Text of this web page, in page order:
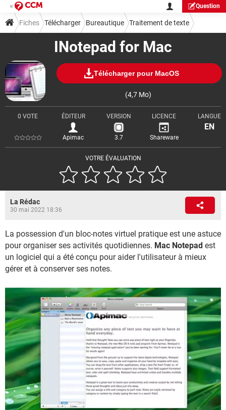
Question
INotepad for Mac
Télécharger pour MacOS
(4,7 Mo)
VOTRE ÉVALUATION
0 VOTE ÉDITEUR
Apimac
VERSION
3.7
LICENCE
Shareware
LANGUE
EN
Fiches Télécharger Bureautique Traitement de texte
La Rédac
30 mai 2022 18:36
La possession d'un bloc-notes virtuel pratique est une astuce
pour organiser ses activités quotidiennes. Mac Notepad est
un logiciel qui a été conçu pour aider l'utilisateur à mieux
gérer et à conserver ses notes.